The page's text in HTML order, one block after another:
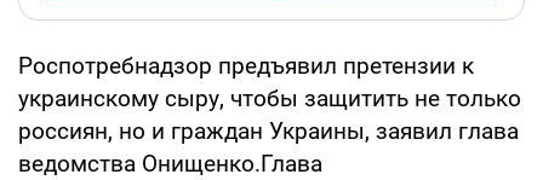
Роспотребнадзор предъявил претензии к
украинскому сыру, чтобы защитить не только
россиян, но и граждан Украины, заявил глава
ведомства Онищенко.Глава